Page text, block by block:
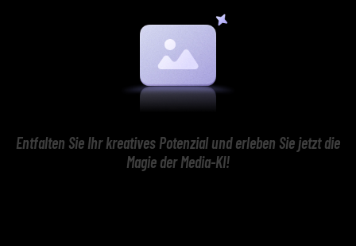
Entfalten Sie Ihr kreatives Potenzial und erleben Sie jetzt die
Magie der Media-KI!